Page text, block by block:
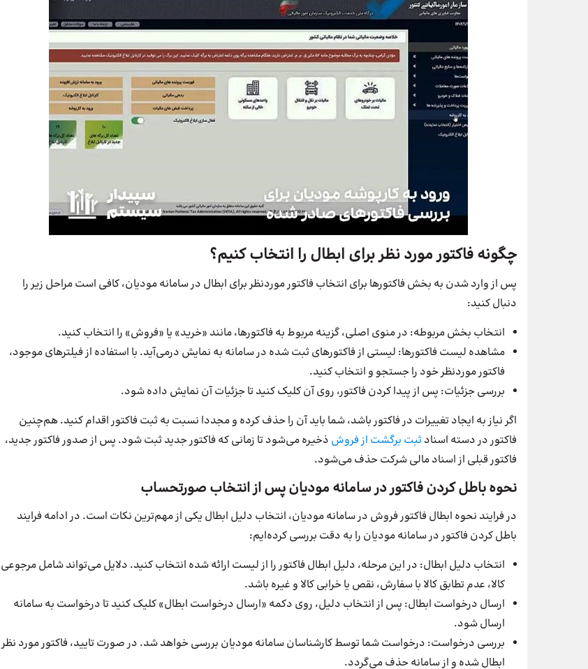
چگونه فاکتور مورد نظر برای ابطال را انتخاب کنیم؟
پس از وارد شدن به بخش فاکتورها برای انتخاب فاکتور موردنظر برای ابطال در سامانه مودیان، کافی است مراحل زیر را
دنبال کنید:
انتخاب بخش مربوطه: در منوی اصلی، گزینه مربوط به فاکتورها، مانند «خرید» یا «فروش» را انتخاب کنید.
مشاهده لیست فاکتورها: لیستی از فاکتورهای ثبت شده در سامانه به نمایش درمی‌آید. با استفاده از فیلترهای موجود،
فاکتور موردنظر خود را جستجو و انتخاب کنید.
بررسی جزئیات: پس از پیدا کردن فاکتور، روی آن کلیک کنید تا جزئیات آن نمایش داده شود.
اگر نیاز به ایجاد تغییرات در فاکتور باشد، شما باید آن را حذف کرده و مجددا نسبت به ثبت فاکتور اقدام کنید. هم‌چنین
فاکتور در دسته اسناد ثبت برگشت ازفروش ذخیره می‌شود تا زمانی که فاکتور جدید ثبت شود. پس از صدور فاکتور جدید،
فاکتور قبلی از اسناد مالی شرکت حذف می‌شود.
نحوه باطل کردن فاکتور در سامانه مودیان پس از انتخاب صورتحساب
در فرایند نحوه ابطال فاکتور فروش در سامانه مودیان، انتخاب دلیل ابطال یکی از مهم‌ترین نکات است. در ادامه فرایند
باطل کردن فاکتور در سامانه مودیان را به دقت بررسی کرده‌ایم:
انتخاب دلیل ابطال: در این مرحله، دلیل ابطال فاکتور را از لیست ارائه شده انتخاب کنید. دلایل می‌تواند شامل مرجوعی
کالا، عدم تطابق کالا با سفارش، نقص یا خرابی کالا و غیره باشد.
ارسال درخواست ابطال: پس از انتخاب دلیل، روی دکمه «ارسال درخواست ابطال» کلیک کنید تا درخواست به سامانه
ارسال شود.
بررسی درخواست: درخواست شما توسط کارشناسان سامانه مودیان بررسی خواهد شد. در صورت تایید، فاکتور مورد نظر
ابطال شده و از سامانه حذف می‌گردد.